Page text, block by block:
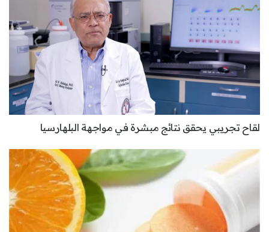
لقاح تجريبي يحقق نتائج مبشرة في مواجهة البلهارسيا